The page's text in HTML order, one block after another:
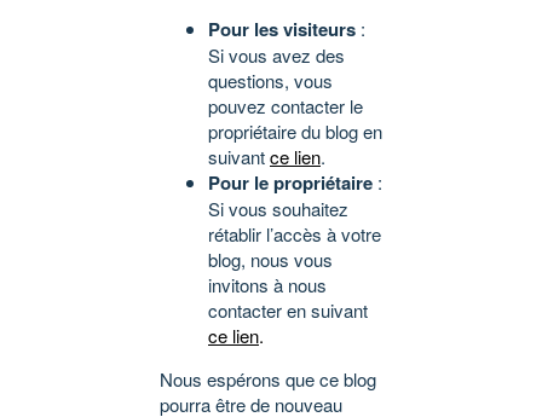
Pour les visiteurs :
Si vous avez des
questions, vous
pouvez contacter le
propriétaire du blog en
suivantce lien.
Pour le propriétaire :
Si vous souhaitez
rétablir l’accès à votre
blog, nous vous
invitons à nous
contacter en suivant
ce lien.
Nous espérons que ce blog
pourra être de nouveau